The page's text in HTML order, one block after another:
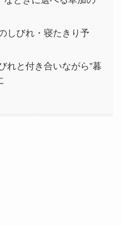
しびれ・寝たきり予
れと付き合いながら”暮